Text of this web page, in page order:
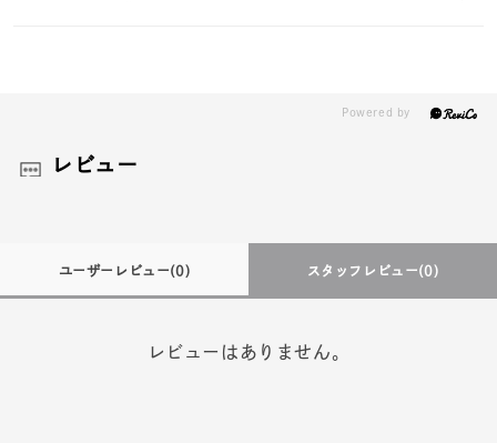
レビュー
ユーザーレビュー(0) スタッフレビュー(0)
レビューはありません。